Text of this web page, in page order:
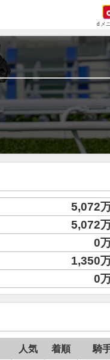
dメ
5,072
5,072
0
1,350
0
人気 着順 騎